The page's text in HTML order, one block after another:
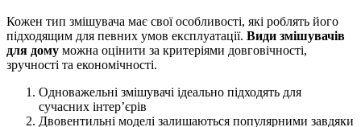
Кожен тип змішувача має свої особливості, які роблять його
підходящим для певних умов експлуатації. Види змішувачів
для дому можна оцінити за критеріями довговічності,
зручності та економічності.
Одноважельні змішувачі ідеально підходять для
сучасних інтер’єрів
Двовентильні моделі залишаються популярними завдяки